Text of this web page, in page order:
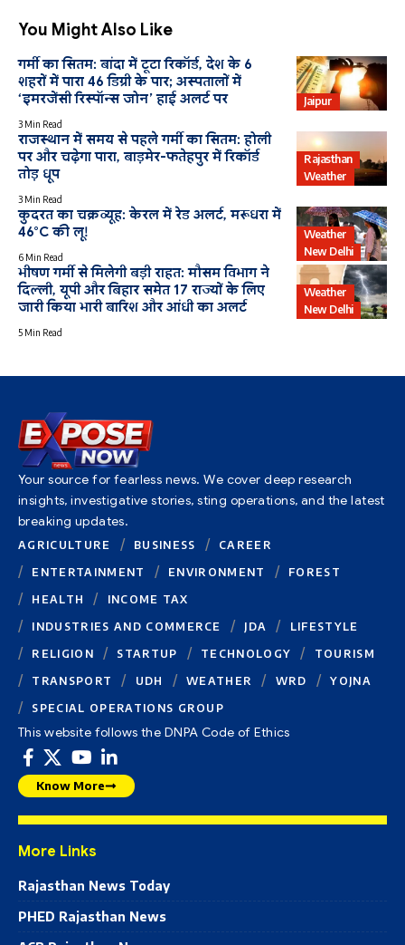
You Might Also Like
Jaipur
गर्मी का सितम: बांदा में टूटा रिकॉर्ड, देश के 6
शहरों में पारा 46 डिग्री के पार; अस्पतालों में
‘इमरजेंसी रिस्पॉन्स जोन’ हाई अलर्ट पर
3 Min Read
Rajasthan
Weather
राजस्थान में समय से पहले गर्मी का सितम: होली
पर और चढ़ेगा पारा, बाड़मेर-फतेहपुर में रिकॉर्ड
तोड़ धूप
3 Min Read
Weather
New Delhi
कुदरत का चक्रव्यूह: केरल में रेड अलर्ट, मरूधरा में
46°C की लू!
6 Min Read
Weather
New Delhi
भीषण गर्मी से मिलेगी बड़ी राहत: मौसम विभाग ने
दिल्ली, यूपी और बिहार समेत 17 राज्यों के लिए
जारी किया भारी बारिश और आंधी का अलर्ट
5 Min Read
Your source for fearless news. We cover deep research
insights, investigative stories, sting operations, and the latest
breaking updates.
AGRICULTURE BUSINESS
CAREER
ENTERTAINMENT
ENVIRONMENT
FOREST
HEALTH
INCOME TAX
INDUSTRIES AND COMMERCE
JDA
LIFESTYLE
RELIGION
STARTUP TECHNOLOGY
TOURISM
TRANSPORT
UDH WEATHER WRD
YOJNA
SPECIAL OPERATIONS GROUP
This website follows the DNPA Code of Ethics
Know More
More Links
Rajasthan News Today
PHED Rajasthan News